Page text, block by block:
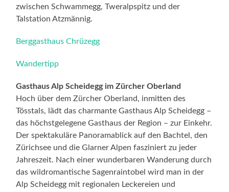
zwischen Schwammegg, Tweralpspitz und der
Talstation Atzmännig.
Berggasthaus Chrüzegg
Wandertipp
Gasthaus Alp Scheidegg im Zürcher Oberland
Hoch über dem Zürcher Oberland, inmitten des
Tösstals, lädt das charmante Gasthaus Alp Scheidegg –
das höchstgelegene Gasthaus der Region – zur Einkehr.
Der spektakuläre Panoramablick auf den Bachtel, den
Zürichsee und die Glarner Alpen fasziniert zu jeder
Jahreszeit. Nach einer wunderbaren Wanderung durch
das wildromantische Sagenraintobel wird man in der
Alp Scheidegg mit regionalen Leckereien und